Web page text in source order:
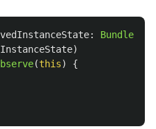
: Bundle
)
(this)
{